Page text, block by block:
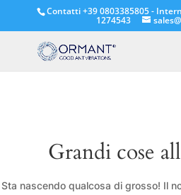
Contatti +39 0803385805 -
1274543
Grandi cose
Sta nascendo qualcosa di grosso! Il